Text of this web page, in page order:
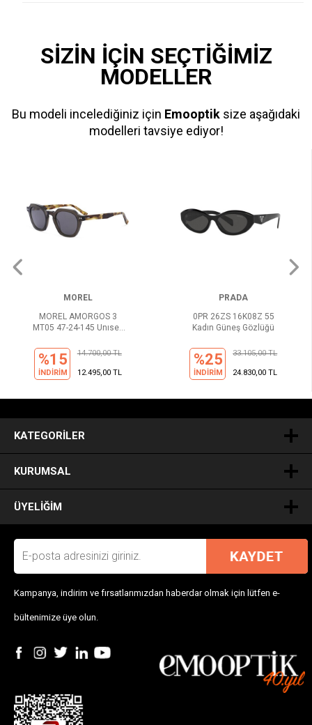
SİZİN İÇİN SEÇTİĞİMİZ
MODELLER
Bu modeli incelediğiniz için Emooptik size aşağıdaki
modelleri tavsiye ediyor!
MOREL
MOREL AMORGOS 3
MT05 47-24-145 Unısex
%15
İNDİRİM
14.700,00 TL
12.495,00 TL
PRADA
0PR 26ZS 16K08Z 55
Kadın Güneş Gözlüğü
%25
İNDİRİM
33.105,00 TL
24.830,00 TL
KATEGORILER
KURUMSAL
ÜYELIĞIM
Kampanya, indirim ve fırsatlarımızdan haberdar olmak için lütfen e-
bültenimize üye olun.